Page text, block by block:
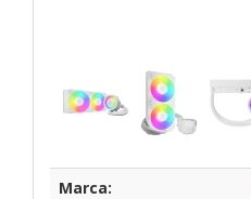
Marca: